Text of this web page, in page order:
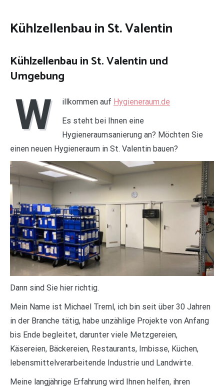
Kühlzellenbau in St. Valentin
Kühlzellenbau in St. Valentin und
Umgebung
W illkommen auf Hygieneraum.de
Es steht bei Ihnen eine
Hygieneraumsanierung an? Möchten Sie
einen neuen Hygieneraum in St. Valentin bauen?
Dann sind Sie hier richtig.
Mein Name ist Michael Treml, ich bin seit über 30 Jahren
in der Branche tätig, habe unzählige Projekte von Anfang
bis Ende begleitet, darunter viele Metzgereien,
Käsereien, Bäckereien, Restaurants, Imbisse, Küchen,
lebensmittelverarbeitende Industrie und Landwirte.
Meine langjährige Erfahrung wird Ihnen helfen, ihren